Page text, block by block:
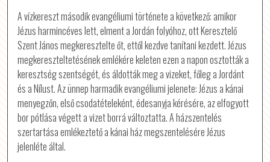
A vízkereszt második evangéliumi története a következő: amikor
Jézus harmincéves lett, elment a Jordán folyóhoz, ott Keresztelő
Szent János megkeresztelte őt, ettől kezdve tanítani kezdett. Jézus
megkereszteltetésének emlékére keleten ezen a napon osztották a
keresztség szentségét, és áldották meg a vizeket, főleg a Jordánt
és a Nílust. Az ünnep harmadik evangéliumi jelenete: Jézus a kánai
menyegzőn, első csodatételeként, édesanyja kérésére, az elfogyott
bor pótlása végett a vizet borrá változtatta. A házszentelés
szertartása emlékeztető a kánai ház megszentelésére Jézus
jelenléte által.